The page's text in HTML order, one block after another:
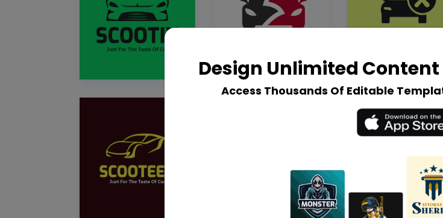
Design Unlimited
Access Thousands Of Editable